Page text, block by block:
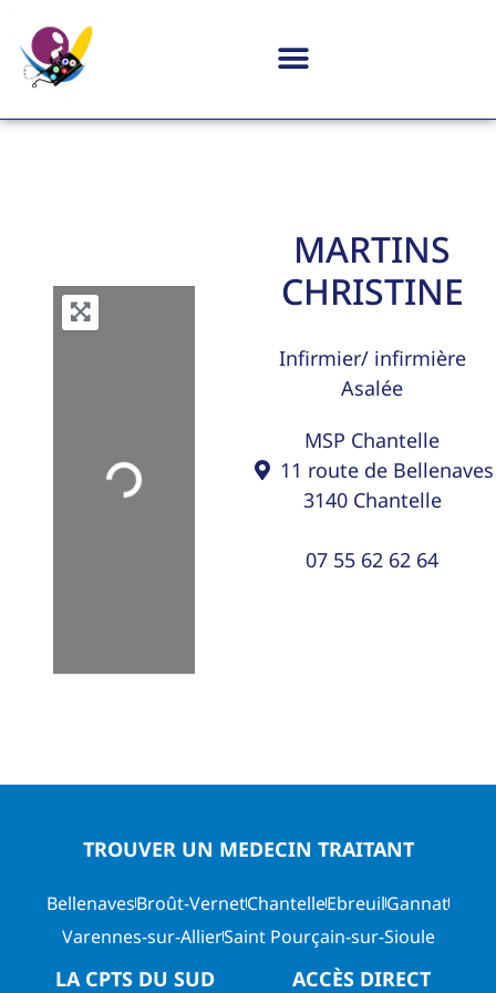
Loading...
MARTINS
CHRISTINE
Infirmier/ infirmière
Asalée
MSP Chantelle
11 route de Bellenaves
3140 Chantelle
07 55 62 62 64
TROUVER UN MEDECIN TRAITANT
BellenavesBroût-VernetChantelleEbreuilGannat
Varennes-sur-AllierSaint Pourçain-sur-Sioule
LA CPTS DU SUD ACCÈS DIRECT